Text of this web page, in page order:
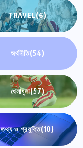
TRAVEL(6)
অর্থনীতি(54)
খেলাধুলা(57)
তথ্য ও প্রযুক্তি(10)